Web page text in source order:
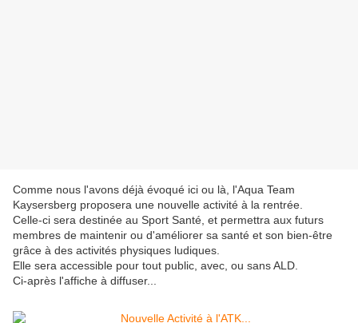
Comme nous l'avons déjà évoqué ici ou là, l'Aqua Team
Kaysersberg proposera une nouvelle activité à la rentrée.
Celle-ci sera destinée au Sport Santé, et permettra aux futurs
membres de maintenir ou d'améliorer sa santé et son bien-être
grâce à des activités physiques ludiques.
Elle sera accessible pour tout public, avec, ou sans ALD.
Ci-après l'affiche à diffuser...